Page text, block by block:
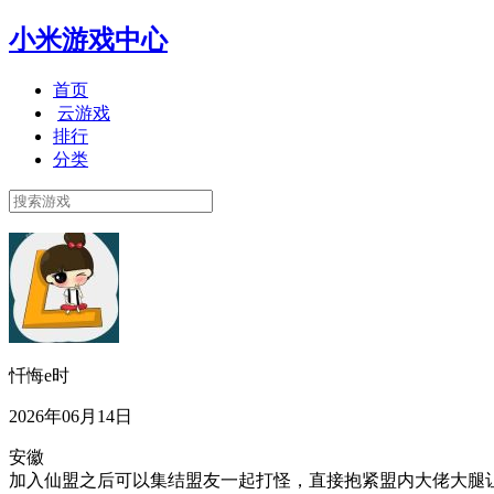
小米游戏中心
首页
云游戏
排行
分类
忏悔e时
2026年06月14日
安徽
加入仙盟之后可以集结盟友一起打怪，直接抱紧盟内大佬大腿